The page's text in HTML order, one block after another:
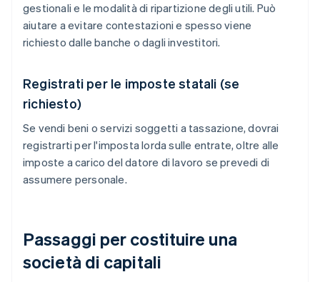
gestionali e le modalità di ripartizione degli utili. Può
aiutare a evitare contestazioni e spesso viene
richiesto dalle banche o dagli investitori.
Registrati per le imposte statali (se
richiesto)
Se vendi beni o servizi soggetti a tassazione, dovrai
registrarti per l'imposta lorda sulle entrate, oltre alle
imposte a carico del datore di lavoro se prevedi di
assumere personale.
Passaggi per costituire una
società di capitali